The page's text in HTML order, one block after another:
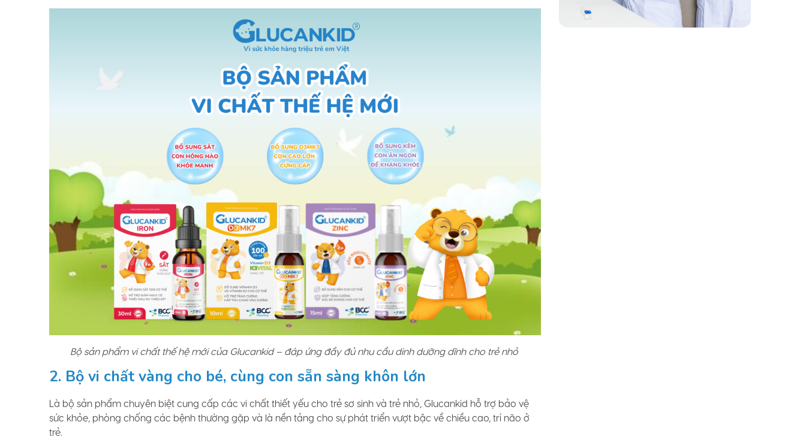
Bộ sản phẩm vi chất thế hệ mới của Glucankid – đáp ứng đầy đủ nhu cầu dinh dưỡng dĩnh cho trẻ nhỏ
2. Bộ vi chất vàng cho bé, cùng con sẵn sàng khôn lớn
Là bộ sản phẩm chuyên biệt cung cấp các vi chất thiết yếu cho trẻ sơ sinh và trẻ nhỏ, Glucankid hỗ trợ bảo vệ
sức khỏe, phòng chống các bệnh thường gặp và là nền tảng cho sự phát triển vượt bậc về chiều cao, trí não ở
trẻ.